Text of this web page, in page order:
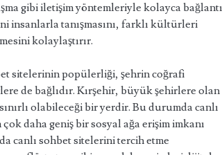
gibi iletişim yöntemleriyle kolayca bağlantı
insanlarla tanışmasını, farklı kültürleri
kolaylaştırır.
sitelerinin popülerliği, şehrin coğrafi
de bağlıdır. Kırşehir, büyük şehirlere olan
olabileceği bir yerdir. Bu durumda canlı
daha geniş bir sosyal ağa erişim imkanı
canlı sohbet sitelerini tercih etme